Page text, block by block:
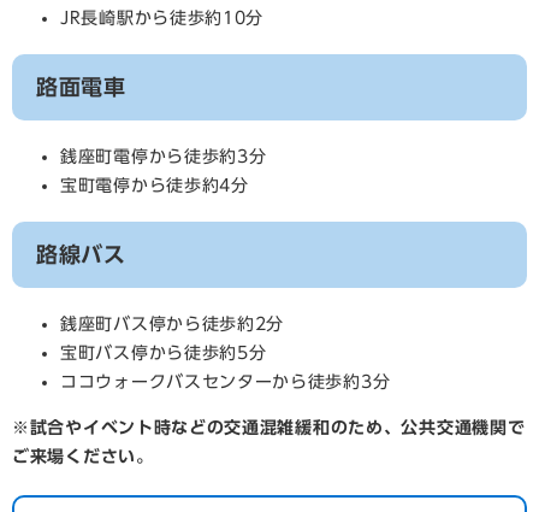
JR長崎駅から徒歩約10分
路面電車
銭座町電停から徒歩約3分
宝町電停から徒歩約4分
路線バス
銭座町バス停から徒歩約2分
宝町バス停から徒歩約5分
ココウォークバスセンターから徒歩約3分
※試合やイベント時などの交通混雑緩和のため、公共交通機関で
ご来場ください。